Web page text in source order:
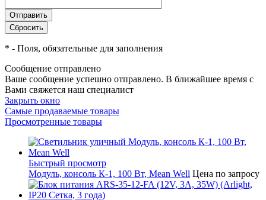
* - Поля, обязательные для заполнения
Сообщение отправлено
Ваше сообщение успешно отправлено. В ближайшее время с
Вами свяжется наш специалист
Закрыть окно
Самые продаваемые товары
Просмотренные товары
Быстрый просмотр
Модуль, консоль К-1, 100 Вт, Mean Well Цена по запросу